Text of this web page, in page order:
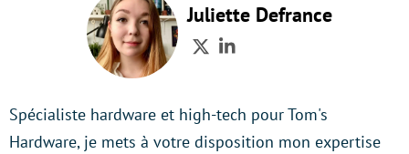
Juliette Defrance
TwitterLinkedIn
Spécialiste hardware et high-tech pour Tom's
Hardware, je mets à votre disposition mon expertise